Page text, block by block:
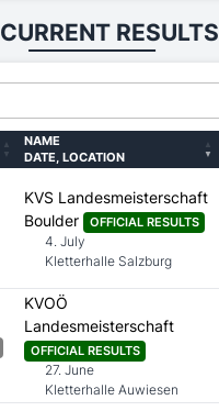
CURRENT RESULTS
NAME
DATE, LOCATION
KVS Landesmeisterschaft
Boulder
OFFICIAL RESULTS
4. July
Kletterhalle Salzburg
KVOÖ
Landesmeisterschaft
OFFICIAL RESULTS
27. June
Kletterhalle Auwiesen